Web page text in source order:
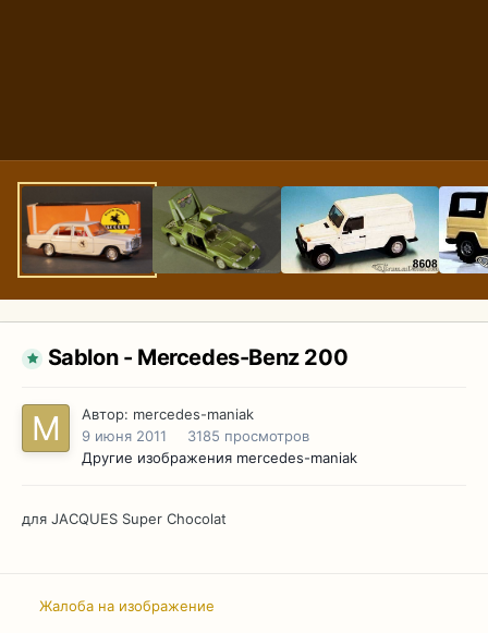
Sablon - Mercedes-Benz 200
Автор: mercedes-maniak
9 июня 2011
3185 просмотров
Другие изображения mercedes-maniak
для JACQUES Super Chocolat
Жалоба на изображение